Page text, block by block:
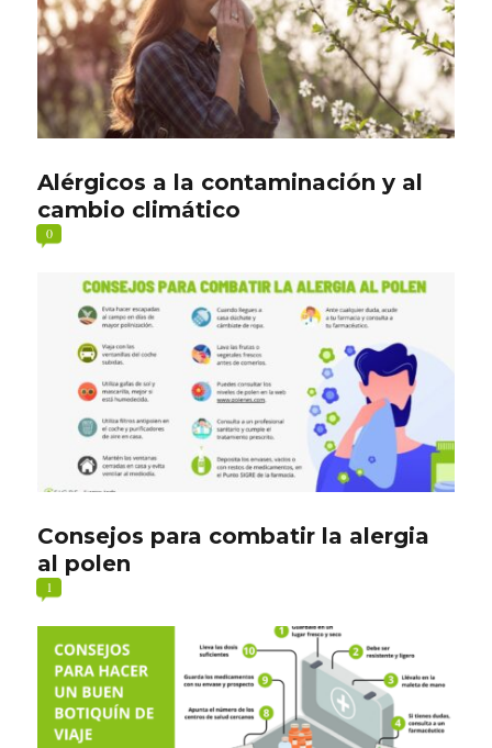
Alérgicos a la contaminación y al
cambio climático
0
Consejos para combatir la alergia
al polen
1